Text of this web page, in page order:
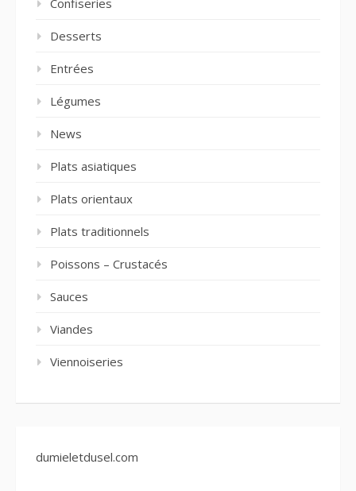
Confiseries
Desserts
Entrées
Légumes
News
Plats asiatiques
Plats orientaux
Plats traditionnels
Poissons – Crustacés
Sauces
Viandes
Viennoiseries
dumieletdusel.com